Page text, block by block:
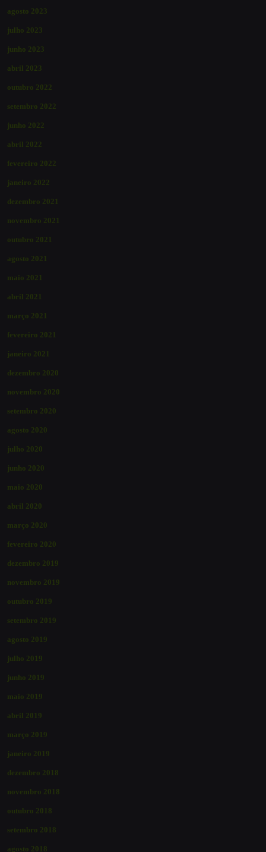
agosto 2023
julho 2023
junho 2023
abril 2023
outubro 2022
setembro 2022
junho 2022
abril 2022
fevereiro 2022
janeiro 2022
dezembro 2021
novembro 2021
outubro 2021
agosto 2021
maio 2021
abril 2021
março 2021
fevereiro 2021
janeiro 2021
dezembro 2020
novembro 2020
setembro 2020
agosto 2020
julho 2020
junho 2020
maio 2020
abril 2020
março 2020
fevereiro 2020
dezembro 2019
novembro 2019
outubro 2019
setembro 2019
agosto 2019
julho 2019
junho 2019
maio 2019
abril 2019
março 2019
janeiro 2019
dezembro 2018
novembro 2018
outubro 2018
setembro 2018
agosto 2018